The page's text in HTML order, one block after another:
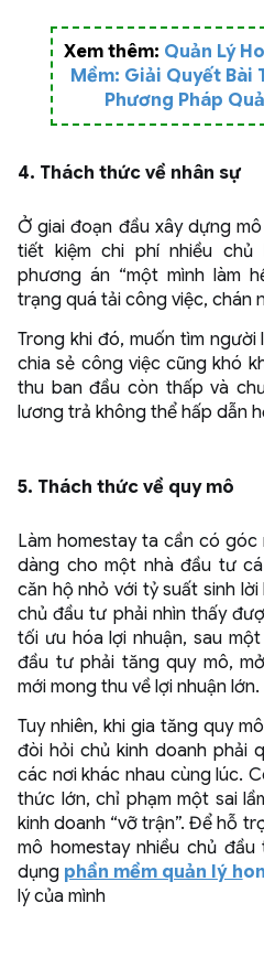
Xem thêm: Quản Lý
Mềm: Giải Quyết Bài
Phương Pháp
4. Thách thức về nhân sự
Ở giai đoạn đầu xây dựng
tiết kiệm chi phí nhiều
phương án “một mình làm
trạng quá tải công việc, chán
Trong khi đó, muốn tìm
chia sẻ công việc cũng khó
thu ban đầu còn thấp và
lương trả không thể hấp dẫn
5. Thách thức về quy mô
Làm homestay ta cần có góc
dàng cho một nhà đầu tư
căn hộ nhỏ với tỷ suất sinh
chủ đầu tư phải nhìn thấy
tối ưu hóa lợi nhuận, sau
đầu tư phải tăng quy mô,
mới mong thu về lợi nhuận lớn.
Tuy nhiên, khi gia tăng quy
đòi hỏi chủ kinh doanh phải
các nơi khác nhau cùng lúc.
thức lớn, chỉ phạm một sai
kinh doanh “vỡ trận”. Để hỗ
mô homestay nhiều chủ
dụng phần mềm quản lý h
lý của mình